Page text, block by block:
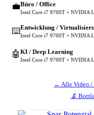
💼Büro / Office
Intel Core i7 9700T + NVIDIA
⌨️Entwicklung /
Intel Core i7 9700T + NVIDIA
🤖 KI / Deep Learning
Intel Core i7 9700T + NVIDIA
← Alle Video /
🔬